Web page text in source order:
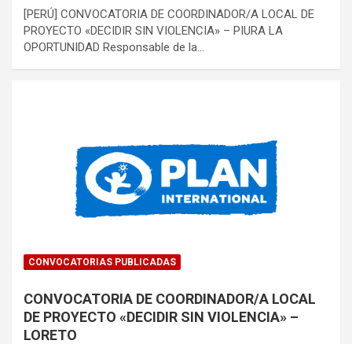
[PERÚ] CONVOCATORIA DE COORDINADOR/A LOCAL DE
PROYECTO «DECIDIR SIN VIOLENCIA» – PIURA LA
OPORTUNIDAD Responsable de la…
CONVOCATORIAS PUBLICADAS
CONVOCATORIA DE COORDINADOR/A LOCAL
DE PROYECTO «DECIDIR SIN VIOLENCIA» –
LORETO